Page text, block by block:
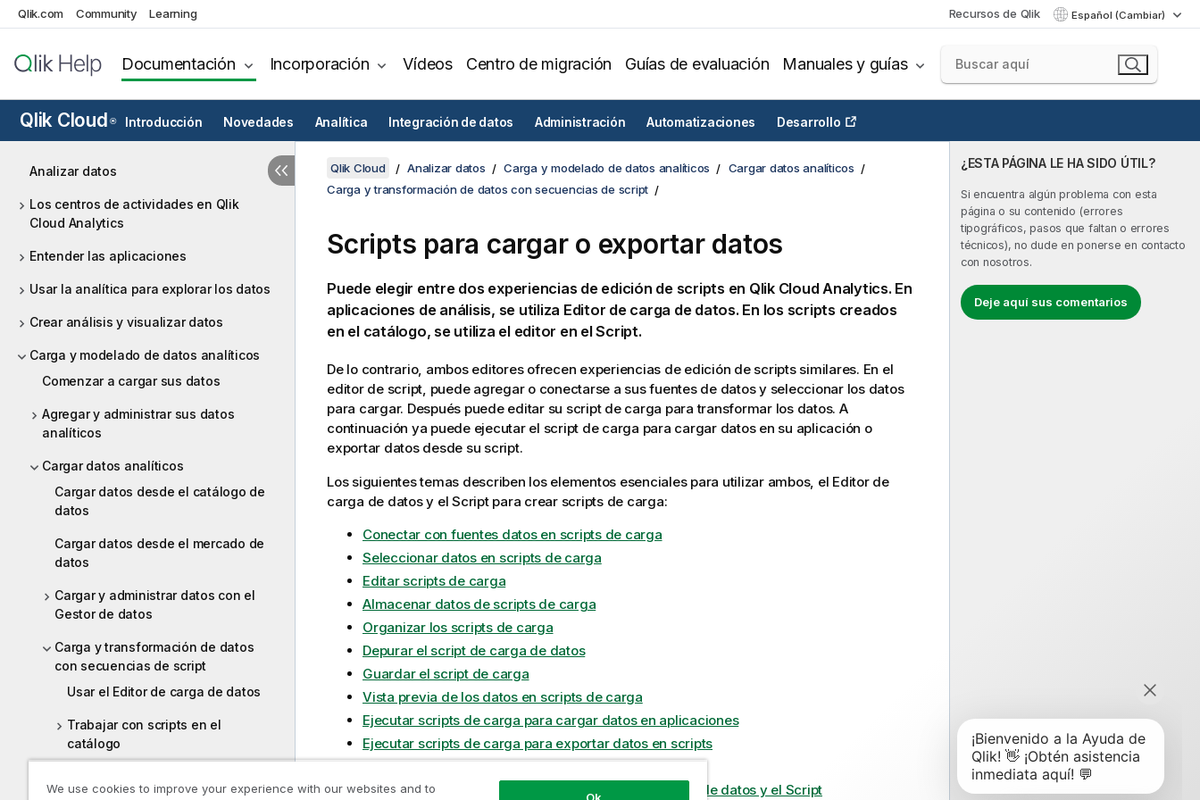
Qlik.com Community Learning Recursos de Qlik Español (Cambiar)
Documentación Incorporación Vídeos Centro de migración Guías de evaluación Manuales y guías
Qlik Cloud ® Introducción Novedades Analítica Integración de datos Administración Automatizaciones Desarrollo
Analizar datos
Los centros de actividades en Qlik
Cloud Analytics
Entender las aplicaciones
Usar la analítica para explorar los datos
Crear análisis y visualizar datos
Carga y modelado de datos analíticos
Comenzar a cargar sus datos
Agregar y administrar sus datos
analíticos
Cargar datos analíticos
Cargar datos desde el catálogo de
datos
Cargar datos desde el mercado de
datos
Cargar y administrar datos con el
Gestor de datos
Carga y transformación de datos
con secuencias de script
Usar el Editor de carga de datos
Trabajar con scripts en el
catálogo
¿ESTA PÁGINA LE HA SIDO ÚTIL?
Si encuentra algún problema con esta
página o su contenido (errores
tipográficos, pasos que faltan o errores
técnicos), no dude en ponerse en contacto
con nosotros.
Deje aquí sus comentarios
Qlik Cloud Analizar datos Carga y modelado de datos analíticos
Cargar datos analíticos
Carga y transformación de datos con secuencias de script
Scripts para cargar o exportar datos
Puede elegir entre dos experiencias de edición de scripts en Qlik Cloud Analytics. En
aplicaciones de análisis, se utiliza Editor de carga de datos. En los scripts creados
en el catálogo, se utiliza el editor en elScript.
De lo contrario, ambos editores ofrecen experiencias de edición de scripts similares. En el
editor de script, puede agregar o conectarse a sus fuentes de datos y seleccionar los datos
para cargar. Después puede editar su script de carga para transformar los datos. A
continuación ya puede ejecutar el script de carga para cargar datos en su aplicación o
exportar datos desde su script.
Los siguientes temas describen los elementos esenciales para utilizar ambos, el Editor de
carga de datosy el Scriptpara crear scripts de carga:
Conectar con fuentes datos en scripts de carga
Seleccionar datos en scripts de carga
Editar scripts de carga
Almacenar datos de scripts de carga
Organizar los scripts de carga
Depurar el script de carga de datos
Guardar el script de carga
Vista previa de los datos en scripts de carga
Ejecutar scripts de carga para cargar datos en aplicaciones
Ejecutar scripts de carga para exportar datos en scripts
Métodos abreviados de teclado en el Editor de carga de datos y el Script
We use cookies to improve your experience with our websites and to